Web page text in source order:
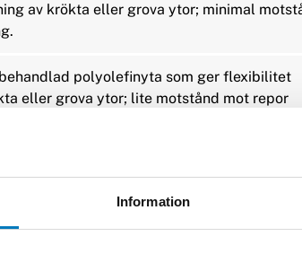
Information
av krökta eller grova ytor; minimal
polyolefinyta som ger flexibilitet
eller grova ytor; lite motstånd mot repor
ytor.
som ger utmärkt utskriftskvalitet, bra